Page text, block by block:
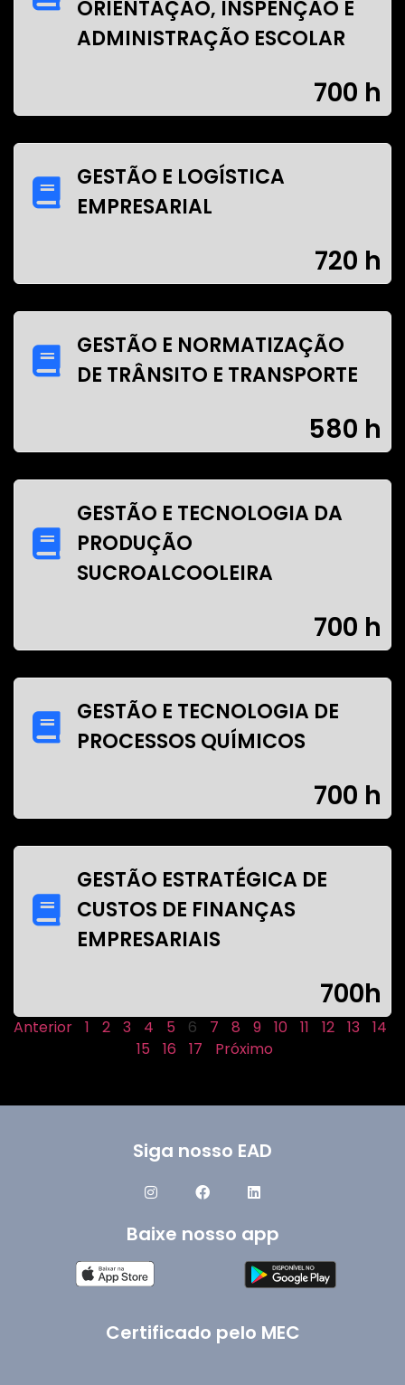
ORIENTAÇÃO, INSPENÇÃO E
ADMINISTRAÇÃO ESCOLAR
700 h
GESTÃO E LOGÍSTICA
EMPRESARIAL
720 h
GESTÃO E NORMATIZAÇÃO
DE TRÂNSITO E TRANSPORTE
580 h
GESTÃO E TECNOLOGIA DA
PRODUÇÃO
SUCROALCOOLEIRA
700 h
GESTÃO E TECNOLOGIA DE
PROCESSOS QUÍMICOS
700 h
GESTÃO ESTRATÉGICA DE
CUSTOS DE FINANÇAS
EMPRESARIAIS
700h
Anterior 1 2 3 4 5 6 7 8 9 10 11 12 13
14
15
16 17 Próximo
Siga nosso EAD
Baixe nosso app
Certificado pelo MEC